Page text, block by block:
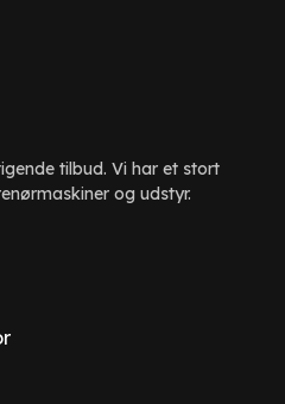
tilbud. Vi har et stort
og udstyr.